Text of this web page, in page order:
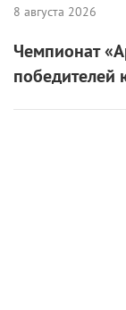
8 августа 2026
Чемпионат
победителей